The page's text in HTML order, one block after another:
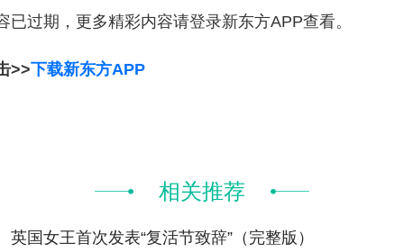
已过期，更多精彩内容请登录新东方APP查看。
>>下载新东方APP
相关推荐
英国女王首次发表“复活节致辞”（完整版）